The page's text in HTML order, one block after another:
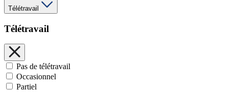
Télétravail
Télétravail
Pas de télétravail
Occasionnel
Partiel